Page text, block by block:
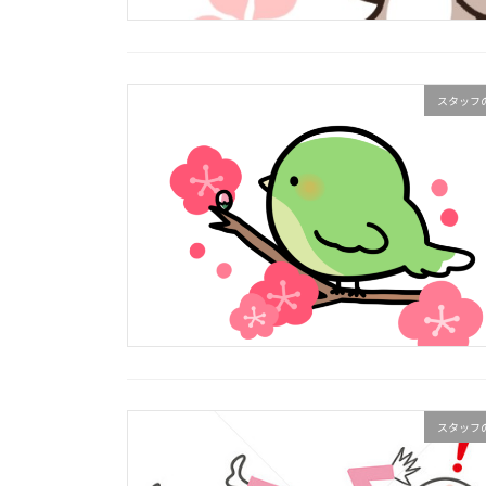
スタッフ
スタッフ